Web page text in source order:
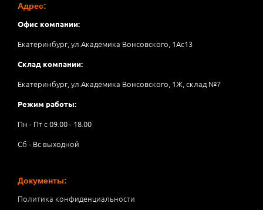
Адрес:
Офис компании:
Екатеринбург, ул.Академика Вонсовского, 1Аc13
Склад компании:
Екатеринбург, ул.Академика Вонсовского, 1Ж, склад №7
Режим работы:
Пн - Пт с 09.00 - 18.00
Сб - Вс выходной
Документы:
Политика конфиденциальности